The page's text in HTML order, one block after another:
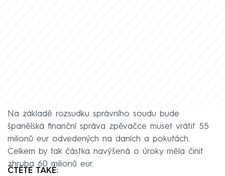
Na základě rozsudku správního soudu bude
španělská finanční správa zpěvačce muset vrátit 55
milionů eur odvedených na daních a pokutách.
Celkem by tak částka navýšená o úroky měla činit
zhruba 60 milionů eur.
ČTĚTE TAKÉ: